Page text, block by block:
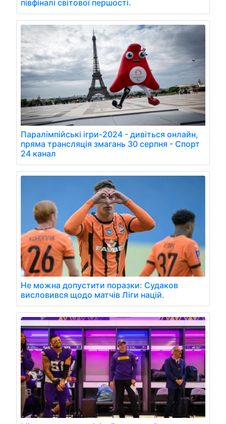
півфіналі світової першості.
Паралімпійські ігри-2024 - дивіться онлайн,
пряма трансляція змагань 30 серпня - Спорт
24 канал
Не можна допустити поразки: Судаков
висловився щодо матчів Ліги націй.